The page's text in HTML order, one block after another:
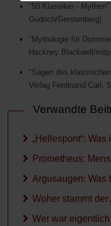
"50 Klassiker -
Gudrich/Gerstenberg)
"Mythologie für
Hackney Blackwell/
"Sagen des
Verlag Ferdinand Carl,
Verwandte
„Hellespont“: Was
Prometheus:
Argusaugen: Was
Woher stammt
Wer war